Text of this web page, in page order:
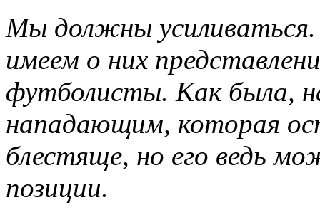
Мы должны
имеем о них
футболисты. Как была,
нападающим, которая
блестяще, но его ведь
позиции.